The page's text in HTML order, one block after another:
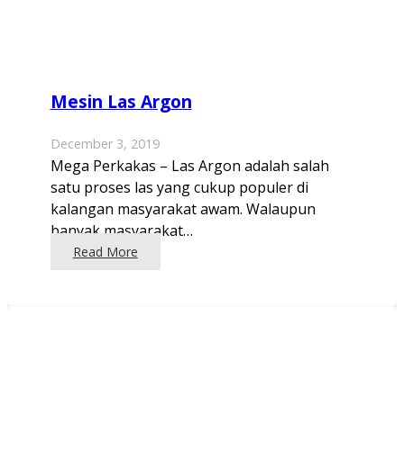
Mesin Las Argon
December 3, 2019
Mega Perkakas – Las Argon adalah salah
satu proses las yang cukup populer di
kalangan masyarakat awam. Walaupun
banyak masyarakat…
Read More